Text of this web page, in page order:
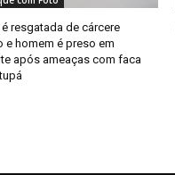
resgatada de cárcere
e homem é preso em
após ameaças com faca